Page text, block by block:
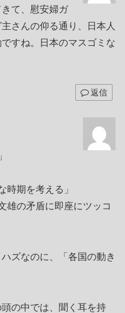
きて、慰安婦ガ
さんの仰る通り、日本人
すね。日本のマスゴミな
返信
時期を考える」
雄の矛盾に即座にツッコ
ズなのに、「各国の動き
の中では、聞く耳を持